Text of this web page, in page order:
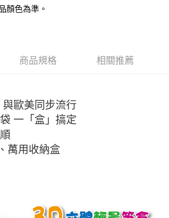
】
商品之後才付款」的支付方式。 讓您購物簡單
務後，再付款。
流程】
先享後付」後，將跳轉至「AFTEE先享後付」
確認金額後，即可完成結帳。
同意取消之訂單仍視為有效，需透過AFTEE先享
含以上)免運費
含以上)免運費
顏色為準。
商品規格 相關推薦
歐美同步流行
一「盒」搞定
萬用收納盒